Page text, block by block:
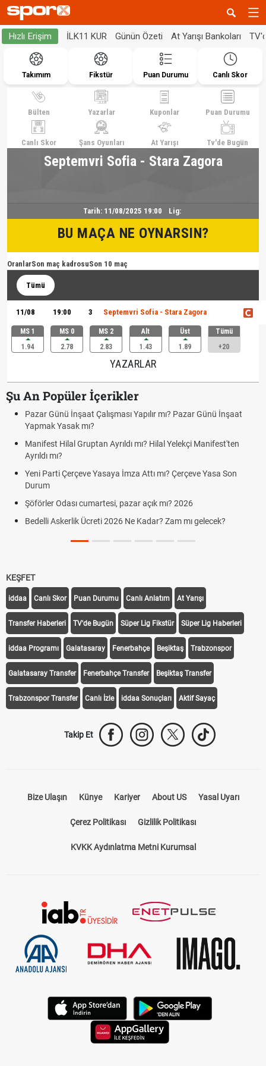
Hızlı Erişim İLK11 KUR Günün Özeti At Yarışı Bankoları
Takımım Fikstür Puan Durumu Canlı Skor
Bülten Yazarlar Kuponlar Puan Durumu
Canlı Skor Şans Oyunları At Yarışı Tv'de Bugün
Septemvri Sofia - Stara Zagora
Tarih: 11/08/2025 19:00 Lig:
BU MAÇA NE OYNARSIN?
OranlarSon maç kadrosuSon 10 maç
Tümü
11/08 19:00 3 Septemvri Sofia - Stara Zagora
MS 1
1.94
MS 0
2.78
MS 2
2.83
Alt
1.43
Üst
1.89
Tümü
+20
YAZARLAR
Şu An Popüler İçerikler
Pazar Günü İnşaat Çalışması Yapılır mı? Pazar Günü İnşaat
Yapmak Yasak mı?
Manifest Hilal Gruptan Ayrıldı mı? Hilal Yelekçi Manifest'ten
Ayrıldı mı?
Yeni Parti Çerçeve Yasaya İmza Attı mı? Çerçeve Yasa Son
Durum
Şöförler Odası cumartesi, pazar açık mı? 2026
Bedelli Askerlik Ücreti 2026 Ne Kadar? Zam mı gelecek?
KEŞFET
iddaa Canlı Skor Puan Durumu Canlı Anlatım At Yarışı
Transfer Haberleri TV'de Bugün Süper Lig Fikstür Süper Lig Haberleri
iddaa Programı Galatasaray Fenerbahçe Beşiktaş Trabzonspor
Galatasaray Transfer Fenerbahçe Transfer Beşiktaş Transfer
Trabzonspor Transfer Canlı İzle iddaa Sonuçları Aktif Sayaç
Takip Et
Bize Ulaşın Künye Kariyer About US Yasal Uyarı
Çerez Politikası Gizlilik Politikası
KVKK Aydınlatma Metni Kurumsal